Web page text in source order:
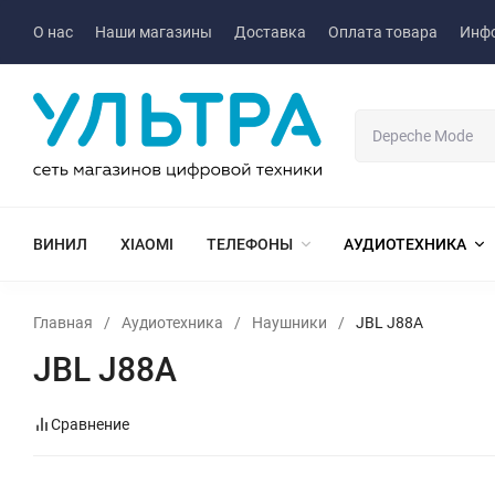
О нас Наши магазины Доставка Оплата товара
ВИНИЛ XIAOMI ТЕЛЕФОНЫ АУДИОТЕХНИКА
Главная / Аудиотехника / Наушники / JBL J88A
JBL J88A
Сравнение